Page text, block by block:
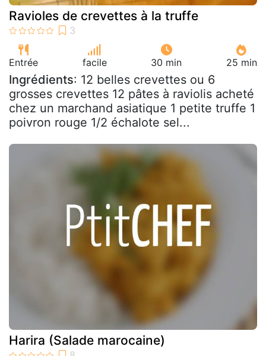
Ravioles de crevettes à la truffe
Entrée facile 30 min 25 min
Ingrédients: 12 belles crevettes ou 6
grosses crevettes 12 pâtes à raviolis acheté
chez un marchand asiatique 1 petite truffe 1
poivron rouge 1/2 échalote sel...
Harira (Salade marocaine)